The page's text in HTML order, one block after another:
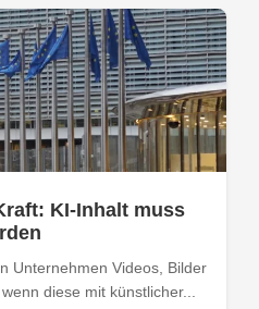
KI-Inhalt muss
Unternehmen Videos, Bilder
diese mit künstlicher...